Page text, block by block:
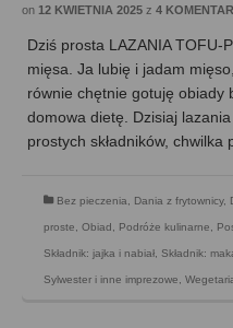
on 12 KWIETNIA 2025 z 4
Dziś prosta LAZANIA TOFU-
mięsa. Ja lubię i jadam
równie chętnie gotuję obiady
domowa dietę. Dzisiaj
prostych składników, chwilka
Bez pieczenia Dania z frytownicy,
proste Obiad Podróże kulinarne
Składnik: jajka i nabiał Składnik:
Sylwester i inne imprezowe